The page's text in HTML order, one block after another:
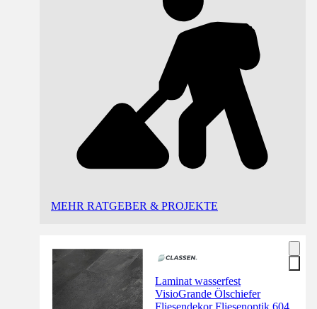
MEHR RATGEBER & PROJEKTE
Laminat wasserfest
VisioGrande Ölschiefer
Fliesendekor Fliesenoptik 604